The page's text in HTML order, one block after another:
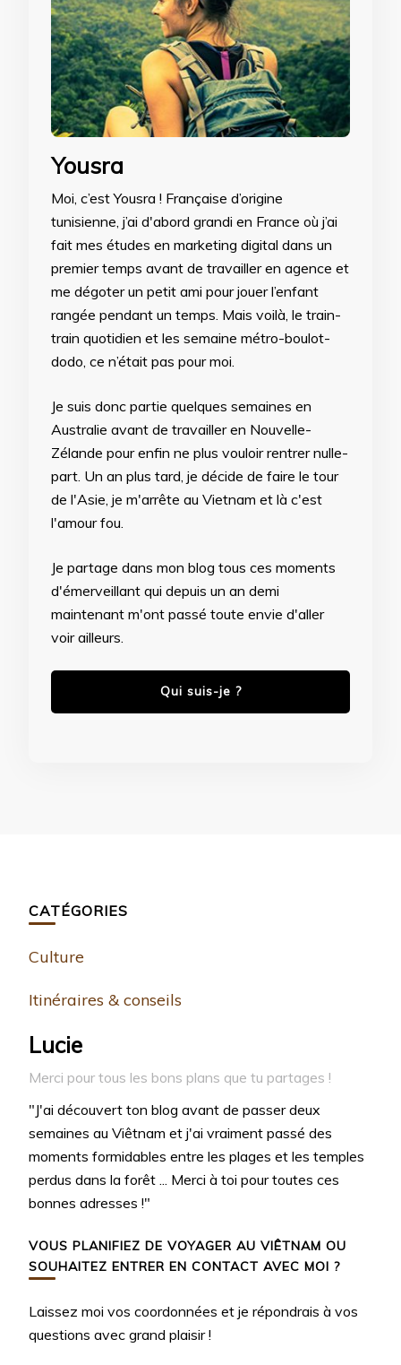
Yousra
Moi, c’est Yousra ! Française d’origine
tunisienne, j’ai d'abord grandi en France où j’ai
fait mes études en marketing digital dans un
premier temps avant de travailler en agence et
me dégoter un petit ami pour jouer l’enfant
rangée pendant un temps. Mais voilà, le train-
train quotidien et les semaine métro-boulot-
dodo, ce n’était pas pour moi.
Je suis donc partie quelques semaines en
Australie avant de travailler en Nouvelle-
Zélande pour enfin ne plus vouloir rentrer nulle-
part. Un an plus tard, je décide de faire le tour
de l'Asie, je m'arrête au Vietnam et là c'est
l'amour fou.
Je partage dans mon blog tous ces moments
d'émerveillant qui depuis un an demi
maintenant m'ont passé toute envie d'aller
voir ailleurs.
Qui suis-je ?
CATÉGORIES
Culture
Itinéraires & conseils
Lucie
Merci pour tous les bons plans que tu partages !
"J'ai découvert ton blog avant de passer deux
semaines au Viêtnam et j'ai vraiment passé des
moments formidables entre les plages et les temples
perdus dans la forêt ... Merci à toi pour toutes ces
bonnes adresses !"
VOUS PLANIFIEZ DE VOYAGER AU VIÊTNAM OU
SOUHAITEZ ENTRER EN CONTACT AVEC MOI ?
Laissez moi vos coordonnées et je répondrais à vos
questions avec grand plaisir !